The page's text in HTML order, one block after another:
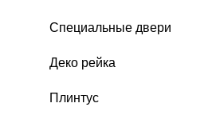
Специальные двери
Деко рейка
Плинтус